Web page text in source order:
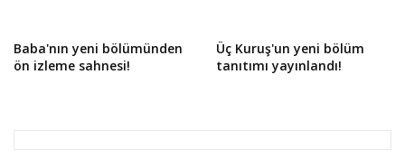
Baba'nın yeni bölümünden
ön izleme sahnesi!
Üç Kuruş'un yeni bölüm
tanıtımı yayınlandı!